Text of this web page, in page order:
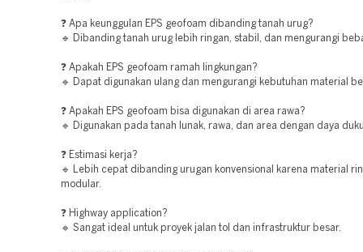
❓ Apa keunggulan EPS geofoam dibanding tanah urug?
🔹 Dibanding tanah urug lebih ringan, stabil, dan mengurangi
❓ Apakah EPS geofoam ramah lingkungan?
🔹 Dapat digunakan ulang dan mengurangi kebutuhan material
❓ Apakah EPS geofoam bisa digunakan di area rawa?
🔹 Digunakan pada tanah lunak, rawa, dan area dengan daya
❓ Estimasi kerja?
🔹 Lebih cepat dibanding urugan konvensional karena material
modular.
❓ Highway application?
🔹 Sangat ideal untuk proyek jalan tol dan infrastruktur besar.